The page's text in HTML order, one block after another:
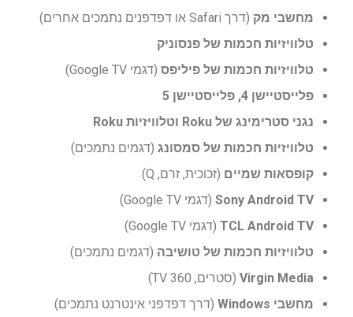
מחשבי מק (דרך Safari או דפדפנים נתמכים אחרים)
טלוויזיות חכמות של פנסוניק
טלוויזיות חכמות של פיליפס (דגמי Google TV)
פלייסטיישן 4, פלייסטיישן 5
נגני סטרימינג של Roku וטלוויזיות Roku
טלוויזיות חכמות של סמסונג (דגמים נתמכים)
קופסאות שמיים (זכוכית, זרם, Q)
Sony Android TV (דגמי Google TV)
TCL Android TV (דגמי Google TV)
טלוויזיות חכמות של טושיבה (דגמים נתמכים)
Virgin Media (סטרים, TV 360)
מחשבי Windows
(דרך דפדפני אינטרנט נתמכים)